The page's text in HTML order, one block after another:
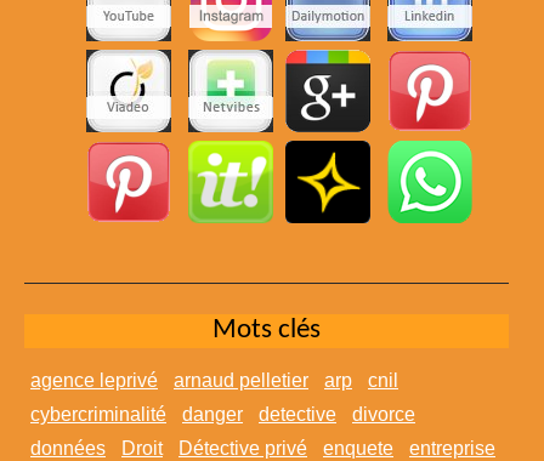
Mots clés
agence leprivé arnaud pelletier arp
cnil
cybercriminalité
danger detective
divorce
données
Droit Détective privé enquete
entreprise